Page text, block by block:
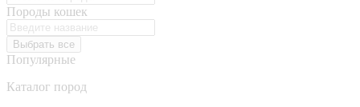
Породы кошек
Выбрать все
Популярные
Каталог пород